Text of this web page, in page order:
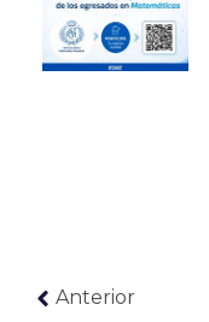
Anterior